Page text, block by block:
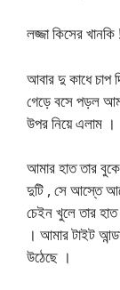
লজ্জা কিসের
আবার দু কাধে চাপ
গেড়ে বসে পড়ল
উপর নিয়ে এলাম ।
আমার হাত তার
দুটি , সে আস্তে
চেইন খুলে তার হাত
। আমার টাইট
উঠেছে ।